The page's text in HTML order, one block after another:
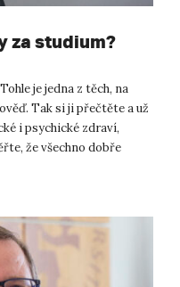
za studium?
je jedna z těch, na
Tak si ji přečtěte a už
i psychické zdraví,
že všechno dobře